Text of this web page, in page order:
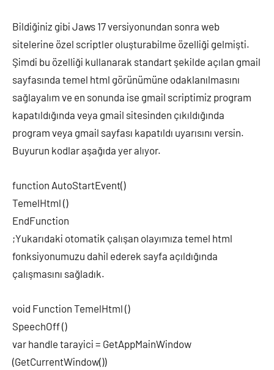
Bildiğiniz gibi Jaws 17 versiyonundan sonra web
sitelerine özel scriptler oluşturabilme özelliği gelmişti.
Şimdi bu özelliği kullanarak standart şekilde açılan gmail
sayfasında temel html görünümüne odaklanılmasını
sağlayalım ve en sonunda ise gmail scriptimiz program
kapatıldığında veya gmail sitesinden çıkıldığında
program veya gmail sayfası kapatıldı uyarısını versin.
Buyurun kodlar aşağıda yer alıyor.
function AutoStartEvent()
TemelHtml ()
EndFunction
;Yukarıdaki otomatik çalışan olayımıza temel html
fonksiyonumuzu dahil ederek sayfa açıldığında
çalışmasını sağladık.
void Function TemelHtml ()
SpeechOff ()
var handle tarayici = GetAppMainWindow
(GetCurrentWindow())